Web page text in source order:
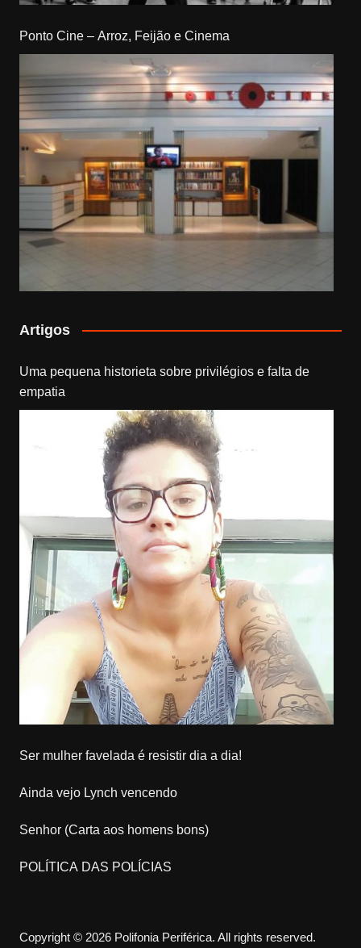
Ponto Cine – Arroz, Feijão e Cinema
Artigos
Uma pequena historieta sobre privilégios e falta de
empatia
Ser mulher favelada é resistir dia a dia!
Ainda vejo Lynch vencendo
Senhor (Carta aos homens bons)
POLÍTICA DAS POLÍCIAS
Copyright © 2026 Polifonia Periférica. All rights reserved.